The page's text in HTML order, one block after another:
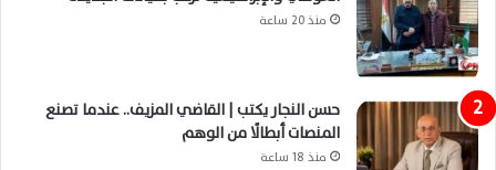
منذ 20 ساعة
حسن النجار يكتب | القاضي المزيف.. عندما تصنع
المنصات أبطالًا من الوهم
منذ 18 ساعة